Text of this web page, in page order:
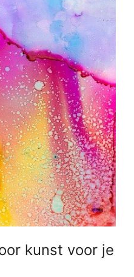
kunst voor je